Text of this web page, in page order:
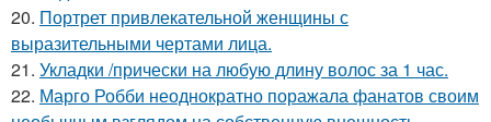
20. Портрет привлекательной женщины с
выразительными чертами лица.
21. Укладки /прически на любую длину волос за 1 час.
22. Марго Робби неоднократно поражала фанатов своим